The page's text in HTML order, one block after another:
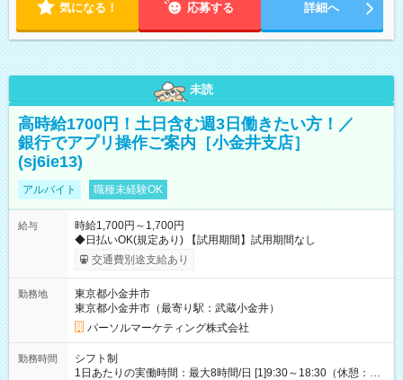
気になる！ 応募する 詳細へ
未読
高時給1700円！土日含む週3日働きたい方！／
銀行でアプリ操作ご案内［小金井支店］
(sj6ie13)
アルバイト 職種未経験OK
給与
時給1,700円～1,700円
◆日払いOK(規定あり) 【試用期間】試用期間なし
交通費別途支給あり
勤務地
東京都小金井市
東京都小金井市（最寄り駅：武蔵小金井）
パーソルマーケティング株式会社
勤務時間
シフト制
1日あたりの実働時間：最大8時間/日 [1]9:30～18:30（休憩：1